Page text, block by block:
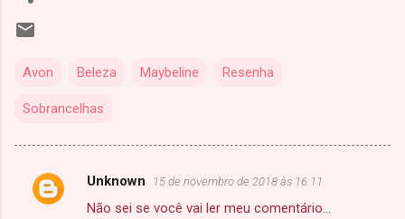
Avon Beleza Maybeline Resenha
Sobrancelhas
C
Unknown 15 de novembro de 2018 às 16:11
Não sei se você vai ler meu comentário...